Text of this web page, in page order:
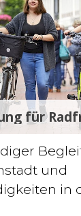
für
und
in